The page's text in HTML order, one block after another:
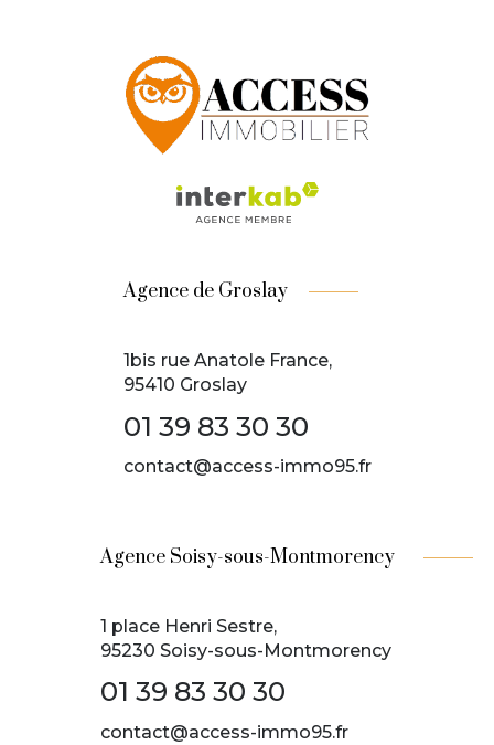
Agence de Groslay
1bis rue Anatole France,
95410 Groslay
01 39 83 30 30
contact@access-immo95.fr
Agence Soisy-sous-Montmorency
1 place Henri Sestre,
95230 Soisy-sous-Montmorency
01 39 83 30 30
contact@access-immo95.fr